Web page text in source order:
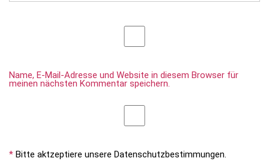
Name, E-Mail-Adresse und Website in diesem Browser für
meinen nächsten Kommentar speichern.
* Bitte aktzeptiere unsere Datenschutzbestimmungen.